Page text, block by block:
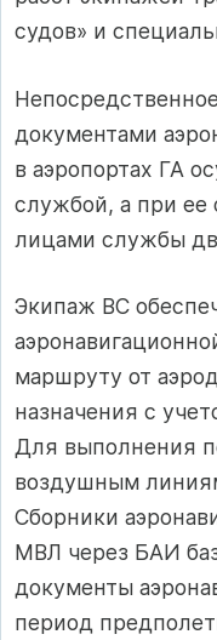
судов» и
документами
в аэропортах ГА
службой, а при ее
лицами службы
Экипаж ВС
маршруту от
назначения с
Для выполнения
воздушным
Сборники
МВЛ через БАИ
документы
период